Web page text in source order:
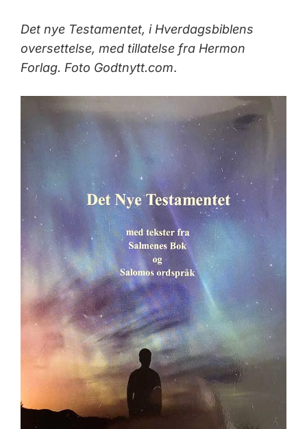
Det nye Testamentet, i Hverdagsbiblens
oversettelse, med tillatelse fra Hermon
Forlag. Foto Godtnytt.com.